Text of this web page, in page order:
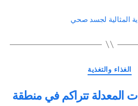
ج9”
المثالية لجسد صحي
التصنيفات
الغذاء والتغذية
المعدلة تتراكم في منطقة